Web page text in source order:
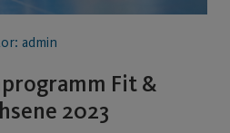
admin
Fit &
2023